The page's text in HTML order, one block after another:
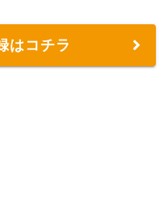
はコチラ